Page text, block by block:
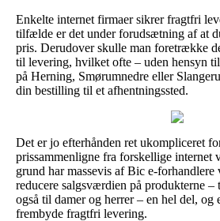
Enkelte internet firmaer sikrer fragtfri
tilfælde er det under forudsætning af at
pris. Derudover skulle man foretrække
til levering, hvilket ofte – uden hensyn
på Herning, Smørumnedre eller
din bestilling til et afhentningssted.
Det er jo efterhånden ret ukompliceret
prissammenligne fra forskellige internet
grund har massevis af Bic e-
reducere salgsværdien på produkterne
også til damer og herrer – en hel del, og
frembyde fragtfri levering.